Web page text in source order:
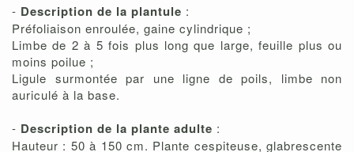
- Description de la plantule :
Préfoliaison enroulée, gaine cylindrique ;
Limbe de 2 à 5 fois plus long que large, feuille plus ou
moins poilue ;
Ligule surmontée par une ligne de poils, limbe non
auriculé à la base.
- Description de la plante adulte :
Hauteur : 50 à 150 cm. Plante cespiteuse, glabrescente